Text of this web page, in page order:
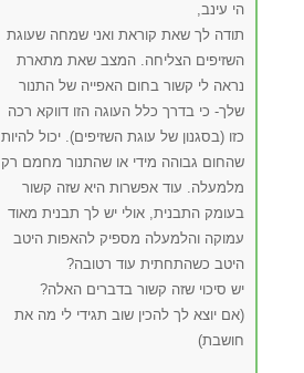
הי עינב,
תודה לך שאת קוראת ואני שמחה שעוגת
השזיפים הצליחה. המצב שאת מתארת
נראה לי קשור בחום האפייה של התנור
שלך- כי בדרך כלל העוגה הזו דווקא רכה
כזו (בסגנון של עוגת השזיפים). יכול להיות
שהחום גבוהה מידי או שהתנור מחמם רק
מלמעלה. עוד אפשרות היא שזה קשור
בעומק התבנית, אולי יש לך תבנית מאוד
עמוקה והלמעלה מספיק להאפות היטב
היטב כשהתחתית עוד רטובה?
יש סיכוי שזה קשור בדברים האלה?
(אם יוצא לך להכין שוב תגידי לי מה את
חושבת)